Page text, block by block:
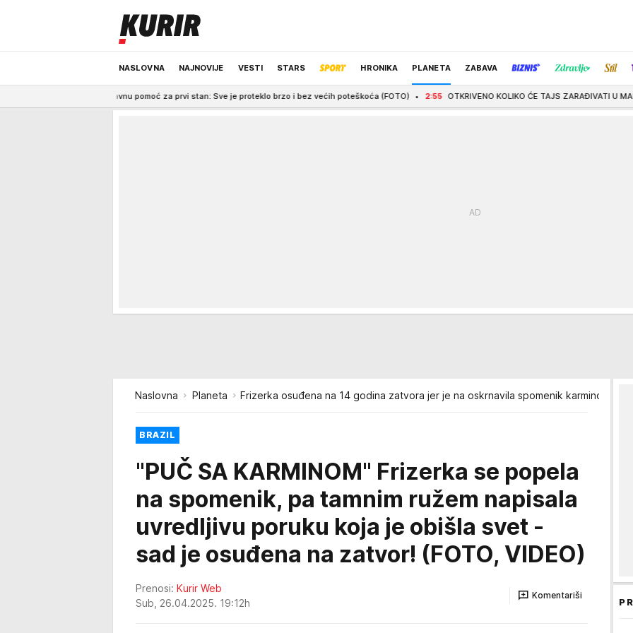
NASLOVNA NAJNOVIJE VESTI STARS HRONIKA PLANETA ZABAVA
ODRŽIVA BUDUĆNOST REGION NEWS IZBOR UREDNIKA
dobila državnu pomoć za prvi stan: Sve je proteklo brzo i bez većih poteškoća (FOTO) 2:55 OTKRIVENO KOLIKO ĆE TAJS ZARAĐIVATI U MAKABIJU!
Naslovna Planeta Frizerka osuđena na 14 godina zatvora jer je na oskrnavila spomenik karminom
BRAZIL
"PUČ SA KARMINOM" Frizerka se popela
na spomenik, pa tamnim ružem napisala
uvredljivu poruku koja je obišla svet -
sad je osuđena na zatvor! (FOTO, VIDEO)
Prenosi: Kurir Web
Sub, 26.04.2025. 19:12h
Komentariši